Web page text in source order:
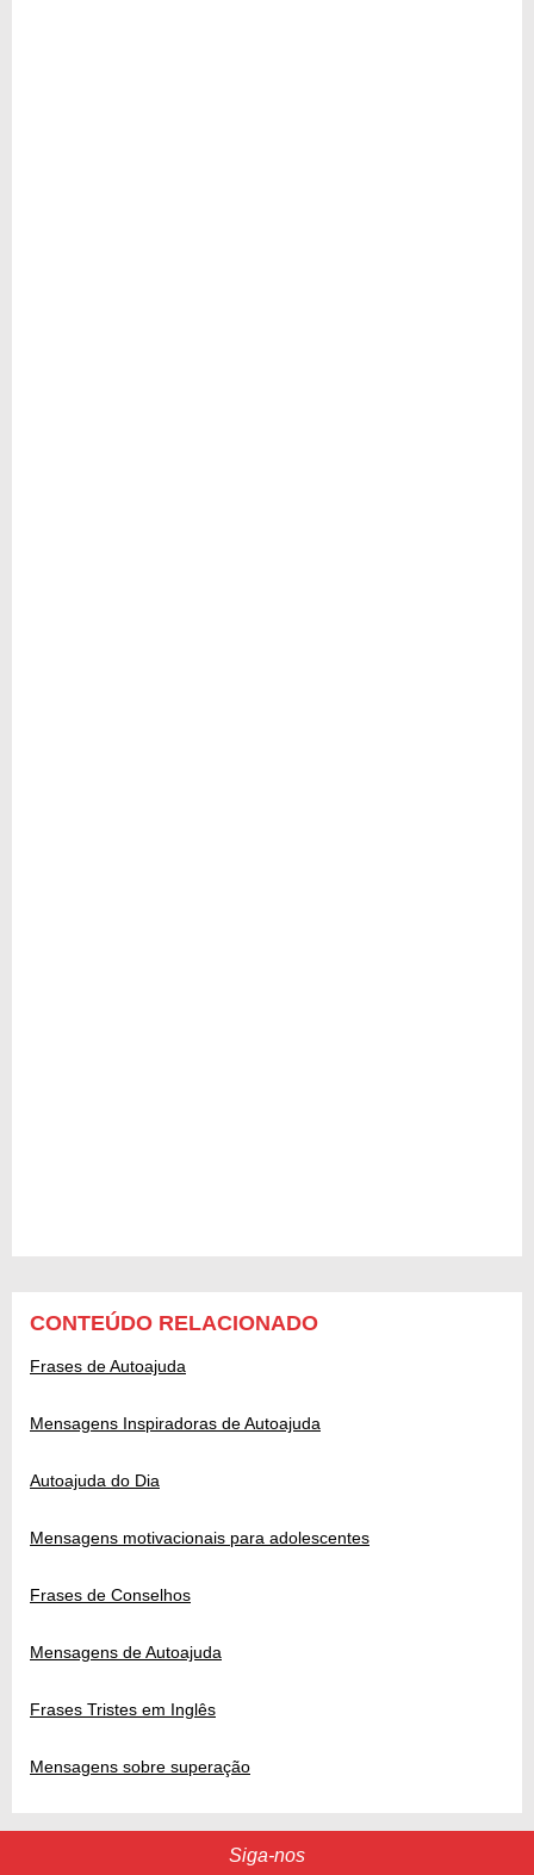
CONTEÚDO RELACIONADO
Frases de Autoajuda
Mensagens Inspiradoras de Autoajuda
Autoajuda do Dia
Mensagens motivacionais para adolescentes
Frases de Conselhos
Mensagens de Autoajuda
Frases Tristes em Inglês
Mensagens sobre superação
Siga-nos